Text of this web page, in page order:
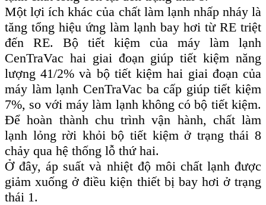
Một lợi ích khác của chất làm lạnh nhấp nháy là
tăng tổng hiệu ứng làm lạnh bay hơi từ RE triệt
đến RE. Bộ tiết kiệm của máy làm lạnh
CenTraVac hai giai đoạn giúp tiết kiệm năng
lượng 41/2% và bộ tiết kiệm hai giai đoạn của
máy làm lạnh CenTraVac ba cấp giúp tiết kiệm
7%, so với máy làm lạnh không có bộ tiết kiệm.
Để hoàn thành chu trình vận hành, chất làm
lạnh lỏng rời khỏi bộ tiết kiệm ở trạng thái 8
chảy qua hệ thống lỗ thứ hai.
Ở đây, áp suất và nhiệt độ môi chất lạnh được
giảm xuống ở điều kiện thiết bị bay hơi ở trạng
thái 1.